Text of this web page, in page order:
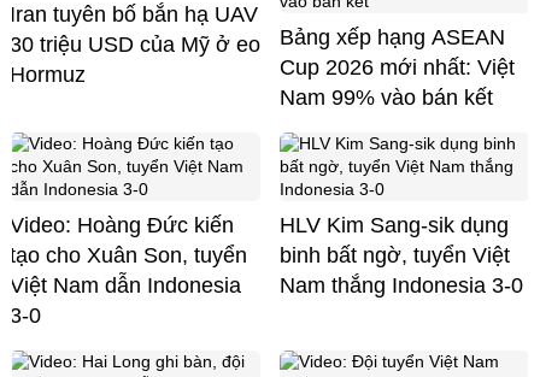
Iran tuyên bố bắn hạ UAV
30 triệu USD của Mỹ ở eo
Hormuz
Bảng xếp hạng ASEAN
Cup 2026 mới nhất: Việt
Nam 99% vào bán kết
Video: Hoàng Đức kiến
tạo cho Xuân Son, tuyển
Việt Nam dẫn Indonesia
3-0
HLV Kim Sang-sik dụng
binh bất ngờ, tuyển Việt
Nam thắng Indonesia 3-0